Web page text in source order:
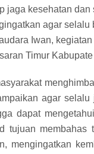
jaga kesehatan
agar
Iwan,
Timur
agar
dapat
tujuan
mengingatkan